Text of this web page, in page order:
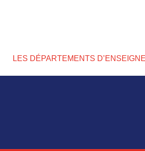
LES DÉPARTEMENTS